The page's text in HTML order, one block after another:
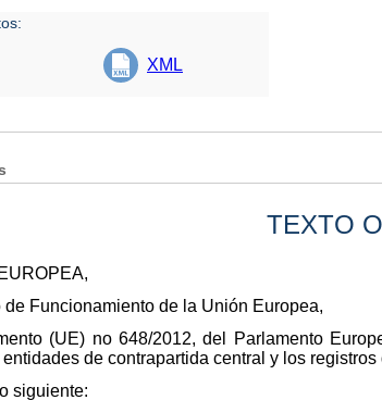
XML
TEXTO
de Funcionamiento de la Unión Europea,
(UE) no 648/2012, del Parlamento
de contrapartida central y los
siguiente: